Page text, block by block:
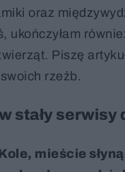
oraz
ukończyłam
Piszę
rzeźb.
stały serwisy
mieście